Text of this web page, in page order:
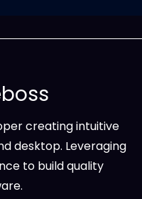
creating intuitive
desktop. Leveraging
to build quality